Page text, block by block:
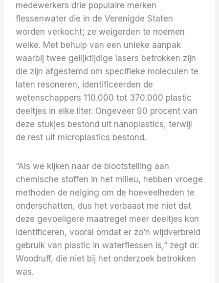
medewerkers drie populaire merken
flessenwater die in de Verenigde Staten
worden verkocht; ze weigerden te noemen
welke. Met behulp van een unieke aanpak
waarbij twee gelijktijdige lasers betrokken zijn
die zijn afgestemd om specifieke moleculen te
laten resoneren, identificeerden de
wetenschappers 110.000 tot 370.000 plastic
deeltjes in elke liter. Ongeveer 90 procent van
deze stukjes bestond uit nanoplastics, terwijl
de rest uit microplastics bestond.
“Als we kijken naar de blootstelling aan
chemische stoffen in het milieu, hebben vroege
methoden de neiging om de hoeveelheden te
onderschatten, dus het verbaast me niet dat
deze gevoeligere maatregel meer deeltjes kon
identificeren, vooral omdat er zo’n wijdverbreid
gebruik van plastic in waterflessen is,” zegt dr.
Woodruff, die niet bij het onderzoek betrokken
was.